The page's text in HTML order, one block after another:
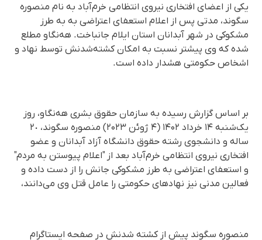
یکی از اعضای افتخاری نیروی انتظامی خرم‌آباد به نام منصوره
سگوند، مدتی پس از اعلام استعفای اعتراضی به به طرز
مشکوکی در شهر آبدانان استان ایلام جانباخت. هه‌نگاو مطلع
شده که وی پیشتر نسبت به امکان کشته‌شدنش توسط نهاد و
اشخاص حکومتی هشدار داده است.
بر اساس گزارش رسیده به سازمان حقوق بشری هه‌نگاو، روز
یک‌شنبه ۱۴ خرداد ۱۴۰۲ (۴ ژوئن ۲۰۲۳) منصوره سگوند، ٢٠
ساله و دانشجوی رشته حقوق دانشگاه آزاد آبدانان و عضو
افتخاری نیروی انتظامی خرم‌آباد بعد از "اعلام پیوستن به مردم"
و استعفای اعتراضی به طرز مشکوکی جانش را از دست داده و
فعالین مدنی نیز نهادهای حکومتی را عامل قتل وی می‌دانند،
منصوره سگوند پیش از کشته شدنش در صفحه ایستاگرام